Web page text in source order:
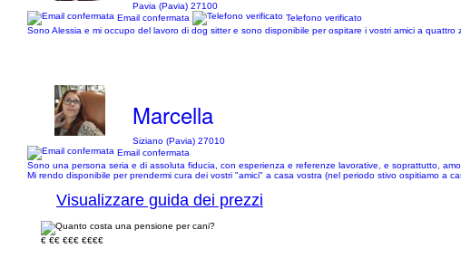
Pavia (Pavia) 27100
Email confermata
Telefono verificato
Sono Alessia e mi occupo del lavoro di dog sitter e sono disponibile per ospitare i vostri amici a
Marcella
Siziano (Pavia) 27010
Email confermata
Sono una persona seria e di assoluta fiducia, con esperienza e referenze lavorative, e soprattutto,
Mi rendo disponibile per prendermi cura dei vostri "amici" a casa vostra (nel periodo stivo ospitiamo a
Visualizzare guida dei prezzi
€ €€ €€€ €€€€